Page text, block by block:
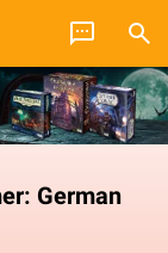
German